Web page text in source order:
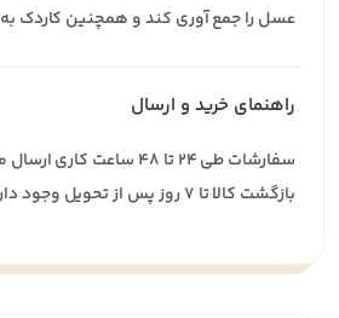
عسل را جمع آوری کند و همچنین کاردک
راهنمای خرید و ارسال
سفارشات طی ۲۴ تا ۴۸ ساعت
بازگشت کالا تا ۷ روز پس از تحویل وجود دارد.